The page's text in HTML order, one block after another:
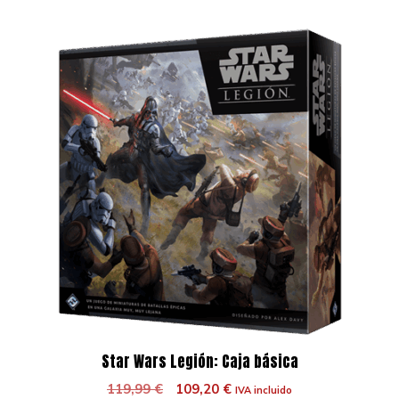
Star Wars Legión: Caja básica
119,99€
El
109,20 €ElIVA incluido